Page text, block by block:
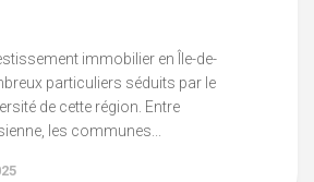
immobilier en Île-de-
particuliers séduits par le
de cette région. Entre
les communes...